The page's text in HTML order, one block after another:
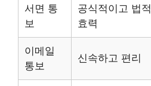
서면 통
보
공식적이고 법적
효력
이메일
통보
신속하고 편리